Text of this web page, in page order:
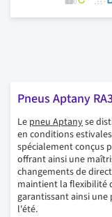
Pneus Aptany
Le pneu Aptanyse
en conditions
spécialement conçus
offrant ainsi une
changements de
maintient la flexibilité
garantissant ainsi
l'été.